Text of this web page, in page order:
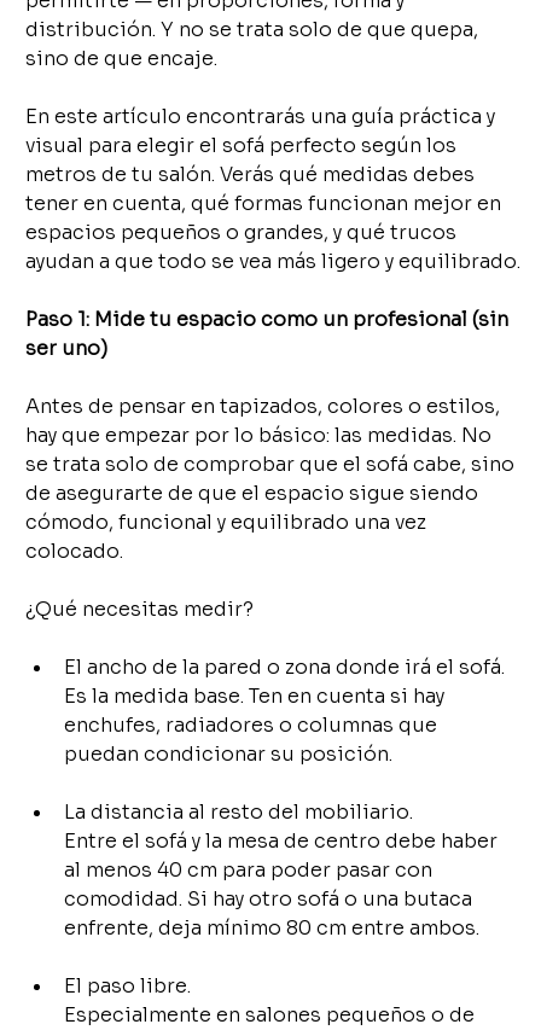
distribución. Y no se trata solo de que quepa,
sino de que encaje.
En este artículo encontrarás una guía práctica y
visual para elegir el sofá perfecto según los
metros de tu salón. Verás qué medidas debes
tener en cuenta, qué formas funcionan mejor en
espacios pequeños o grandes, y qué trucos
ayudan a que todo se vea más ligero y equilibrado.
Paso 1: Mide tu espacio como un profesional (sin
ser uno)
Antes de pensar en tapizados, colores o estilos,
hay que empezar por lo básico: las medidas. No
se trata solo de comprobar que el sofá cabe, sino
de asegurarte de que el espacio sigue siendo
cómodo, funcional y equilibrado una vez
colocado.
¿Qué necesitas medir?
El ancho de la pared o zona donde irá el sofá.
Es la medida base. Ten en cuenta si hay
enchufes, radiadores o columnas que
puedan condicionar su posición.
La distancia al resto del mobiliario.
Entre el sofá y la mesa de centro debe haber
al menos 40 cm para poder pasar con
comodidad. Si hay otro sofá o una butaca
enfrente, deja mínimo 80 cm entre ambos.
El paso libre.
Especialmente en salones pequeños o de